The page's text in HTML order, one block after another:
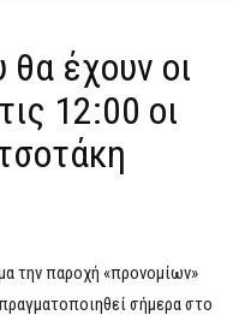
θα έχουν οι
12:00 οι
την παροχή «προνομίων»
σήμερα στο